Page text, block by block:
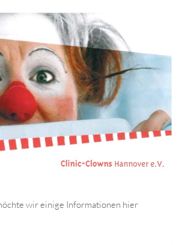
wir einige Informationen hier